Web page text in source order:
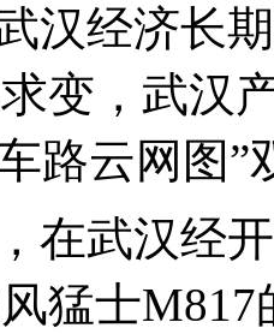
汉经济长
变，武汉
路云网图
在武汉经
猛士M817